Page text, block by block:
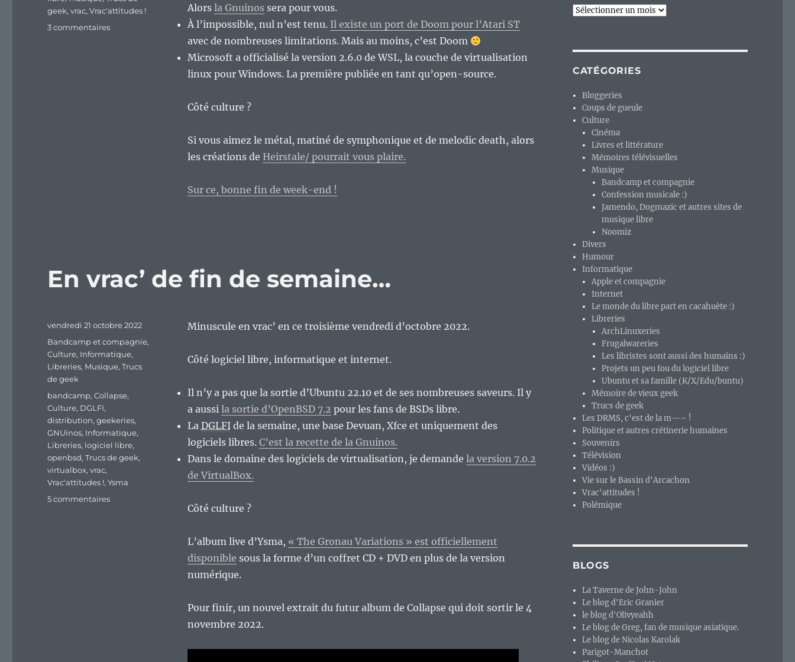
Alors la Gnuinossera pour vous.
À l’impossible, nul n’est tenu. Il existe un port de Doom pour l’Atari ST
avec de nombreuses limitations. Mais au moins, c’est Doom
Microsoft a officialisé la version 2.6.0 de WSL, la couche de virtualisation
linux pour Windows. La première publiée en tant qu’open-source.
Côté culture ?
Si vous aimez le métal, matiné de symphonique et de melodic death, alors
les créations de Heirstale/ pourrait vous plaire.
Sur ce, bonne fin de week-end !
geek,vrac,Vrac'attitudes !
3 commentairessur
En vrac’ de fin de semaine…
Minuscule en vrac’ en ce troisième vendredi d’octobre 2022.
Côté logiciel libre, informatique et internet.
Il n’y a pas que la sortie d’Ubuntu 22.10 et de ses nombreuses saveurs. Il y
a aussi la sortie d’OpenBSD 7.2 pour les fans de BSDs libre.
La DGLFIde la semaine, une base Devuan, Xfce et uniquement des
logiciels libres. C’est la recette de la Gnuinos.
Dans le domaine des logiciels de virtualisation, je demande la version 7.0.2
de VirtualBox.
Côté culture ?
L’album live d’Ysma, « The Gronau Variations » est officiellement
disponible sous la forme d’un coffret CD + DVD en plus de la version
numérique.
Pour finir, un nouvel extrait du futur album de Collapse qui doit sortir le 4
novembre 2022.
Publié
vendredi 21 octobre 2022
Catégories
Bandcamp et compagnie,
Culture, Informatique,
Libreries, Musique,Trucs
de geek
Étiquettes
bandcamp,Collapse,
Culture, DGLFI,
distribution,geekeries,
GNUinos, Informatique,
Libreries, logiciel libre,
openbsd,Trucs de geek,
virtualbox,vrac,
Vrac'attitudes !,Ysma
5 commentairessur
Archives
CATÉGORIES
Bloggeries
Coups de gueule
Culture
Cinéma
Livres et littérature
Mémoires télévisuelles
Musique
Bandcamp et compagnie
Confession musicale :)
Jamendo, Dogmazic et autres sites de
musique libre
Noomiz
Divers
Humour
Informatique
Apple et compagnie
Internet
Le monde du libre part en cacahuète :)
Libreries
ArchLinuxeries
Frugalwareries
Les libristes sont aussi des humains :)
Projets un peu fou du logiciel libre
Ubuntu et sa famille (K/X/Edu/buntu)
Mémoire de vieux geek
Trucs de geek
Les DRMS, c'est de la m—– !
Politique et autres crétinerie humaines
Souvenirs
Télévision
Vidéos :)
Vie sur le Bassin d'Arcachon
Vrac'attitudes !
Polémique
BLOGS
La Taverne de John-John
Le blog d'Eric Granier
le blog d'Olivyeahh
Le blog de Greg, fan de musique asiatique.
Le blog de Nicolas Karolak
Parigot-Manchot